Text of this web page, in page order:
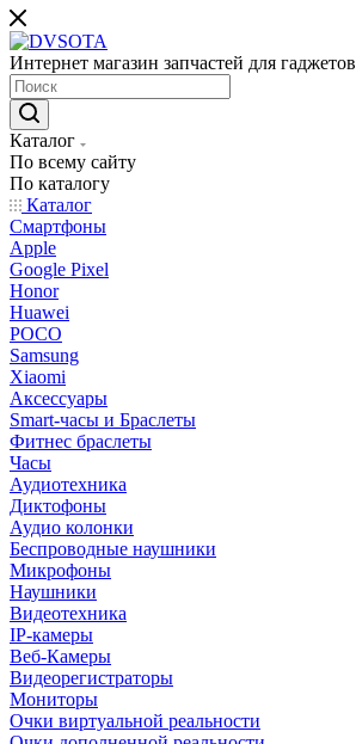
Интернет магазин запчастей для гаджетов
Каталог
По всему сайту
По каталогу
Каталог
Смартфоны
Apple
Google Pixel
Honor
Huawei
POCO
Samsung
Xiaomi
Аксессуары
Smart-часы и Браслеты
Фитнес браслеты
Часы
Аудиотехника
Диктофоны
Аудио колонки
Беспроводные наушники
Микрофоны
Наушники
Видеотехника
IP-камеры
Веб-Камеры
Видеорегистраторы
Мониторы
Очки виртуальной реальности